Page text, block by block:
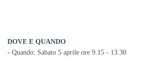
DOVE E QUANDO
- Quando: Sabato 5 aprile ore 9.15 - 13.30